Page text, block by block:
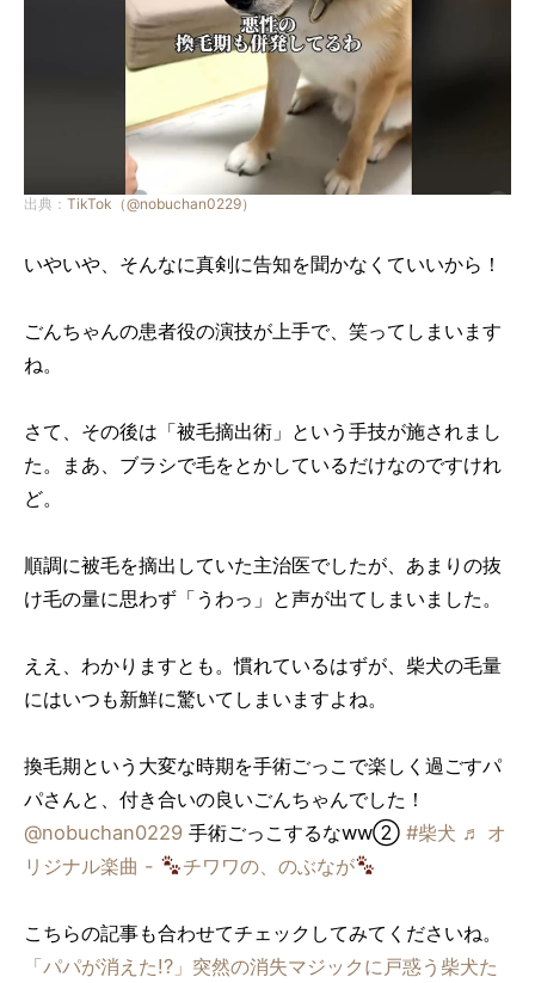
出典： TikTok（@nobuchan0229）
いやいや、そんなに真剣に告知を聞かなくていいから！
ごんちゃんの患者役の演技が上手で、笑ってしまいます
ね。
さて、その後は「被毛摘出術」という手技が施されまし
た。まあ、ブラシで毛をとかしているだけなのですけれ
ど。
順調に被毛を摘出していた主治医でしたが、あまりの抜
け毛の量に思わず「うわっ」と声が出てしまいました。
ええ、わかりますとも。慣れているはずが、柴犬の毛量
にはいつも新鮮に驚いてしまいますよね。
換毛期という大変な時期を手術ごっこで楽しく過ごすパ
パさんと、付き合いの良いごんちゃんでした！
@nobuchan0229 手術ごっこするなww② #柴犬 ♬ オ
リジナル楽曲 -
チワワの、のぶなが
こちらの記事も合わせてチェックしてみてくださいね。
「パパが消えた!?」突然の消失マジックに戸惑う柴犬た